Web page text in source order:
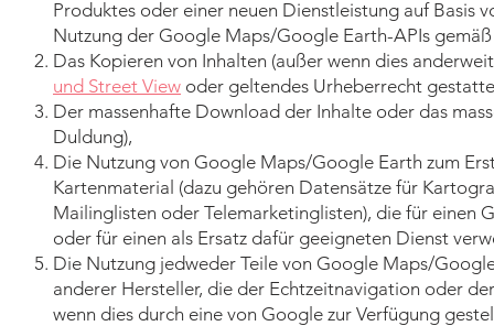
Produktes oder einer neuen Dienstleistung auf Basis
Nutzung der Google Maps/Google Earth-APIs
Das Kopieren von Inhalten (außer wenn dies
und Street View oder geltendes Urheberrecht
Der massenhafte Download der Inhalte oder das
Duldung),
Die Nutzung von Google Maps/Google Earth zum
Kartenmaterial (dazu gehören Datensätze für
Mailinglisten oder Telemarketinglisten), die für einen
oder für einen als Ersatz dafür geeigneten Dienst
Die Nutzung jedweder Teile von Google Maps/
anderer Hersteller, die der Echtzeitnavigation oder
wenn dies durch eine von Google zur Verfügung